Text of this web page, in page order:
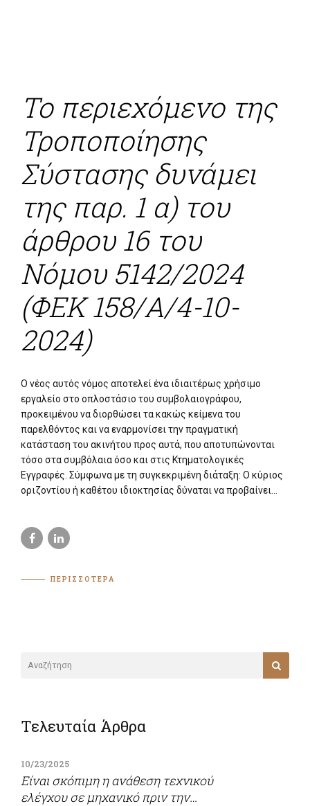
Το περιεχόμενο της
Τροποποίησης
Σύστασης δυνάμει
της παρ. 1 α) του
άρθρου 16 του
Νόμου 5142/2024
(ΦΕΚ 158/Α/4-10-
2024)
Ο νέος αυτός νόμος αποτελεί ένα ιδιαιτέρως χρήσιμο
εργαλείο στο οπλοστάσιο του συμβολαιογράφου,
προκειμένου να διορθώσει τα κακώς κείμενα του
παρελθόντος και να εναρμονίσει την πραγματική
κατάσταση του ακινήτου προς αυτά, που αποτυπώνονται
τόσο στα συμβόλαια όσο και στις Κτηματολογικές
Εγγραφές. Σύμφωνα με τη συγκεκριμένη διάταξη: Ο κύριος
οριζοντίου ή καθέτου ιδιοκτησίας δύναται να προβαίνει...
ΠΕΡΙΣΣΟΤΕΡΑ
Τελευταία Άρθρα
10/23/2025
Είναι σκόπιμη η ανάθεση τεχνικού
ελέγχου σε μηχανικό πριν την